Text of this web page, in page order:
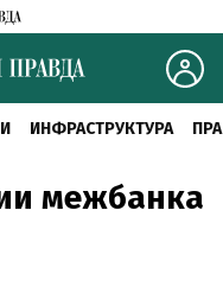
ИНФРАСТРУКТУРА
межбанка